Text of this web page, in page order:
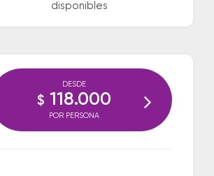
disponibles
DESDE
$ 118.000
POR PERSONA